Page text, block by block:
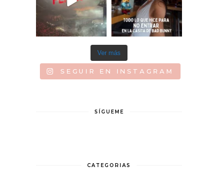
Ver más
SEGUIR EN INSTAGRAM
SÍGUEME
CATEGORIAS